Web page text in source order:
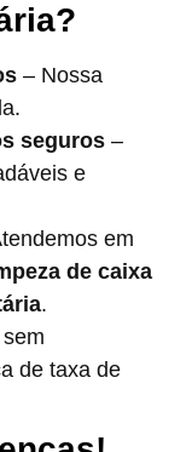
– Nossa
seguros –
e
em
de caixa
.
de taxa de